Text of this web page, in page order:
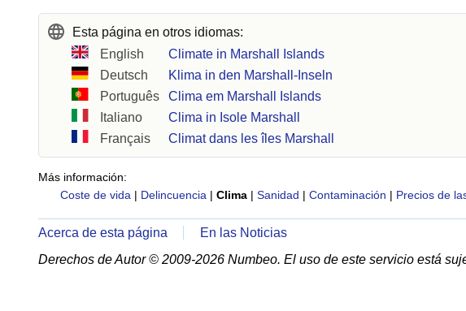
Esta página en otros idiomas:
English
Climate in Marshall Islands
Deutsch
Klima in den Marshall-Inseln
Português
Clima em Marshall Islands
Italiano
Clima in Isole Marshall
Français
Climat dans les îles Marshall
Más información:
Coste de vida | Delincuencia | Clima | Sanidad | Contaminación | Precios de
Acerca de esta página
En las Noticias
Derechos de Autor © 2009-2026 Numbeo. El uso de este servicio está